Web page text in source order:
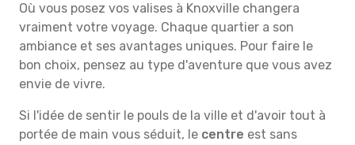
Où vous posez vos valises à Knoxville changera
vraiment votre voyage. Chaque quartier a son
ambiance et ses avantages uniques. Pour faire le
bon choix, pensez au type d'aventure que vous avez
envie de vivre.
Si l'idée de sentir le pouls de la ville et d'avoir tout à
portée de main vous séduit, le centre est sans